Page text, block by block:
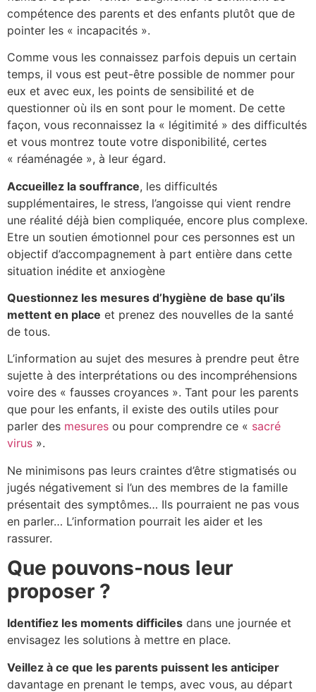
compétence des parents et des enfants plutôt que de
pointer les « incapacités ».
Comme vous les connaissez parfois depuis un certain
temps, il vous est peut-être possible de nommer pour
eux et avec eux, les points de sensibilité et de
questionner où ils en sont pour le moment. De cette
façon, vous reconnaissez la « légitimité » des difficultés
et vous montrez toute votre disponibilité, certes
« réaménagée », à leur égard.
Accueillez la souffrance, les difficultés
supplémentaires, le stress, l’angoisse qui vient rendre
une réalité déjà bien compliquée, encore plus complexe.
Etre un soutien émotionnel pour ces personnes est un
objectif d’accompagnement à part entière dans cette
situation inédite et anxiogène
Questionnez les mesures d’hygiène de base qu’ils
mettent en place et prenez des nouvelles de la santé
de tous.
L’information au sujet des mesures à prendre peut être
sujette à des interprétations ou des incompréhensions
voire des « fausses croyances ». Tant pour les parents
que pour les enfants, il existe des outils utiles pour
parler des mesures ou pour comprendre ce « sacré
virus ».
Ne minimisons pas leurs craintes d’être stigmatisés ou
jugés négativement si l’un des membres de la famille
présentait des symptômes… Ils pourraient ne pas vous
en parler… L’information pourrait les aider et les
rassurer.
Que pouvons-nous leur
proposer ?
Identifiez les moments difficiles dans une journée et
envisagez les solutions à mettre en place.
Veillez à ce que les parents puissent les anticiper
davantage en prenant le temps, avec vous, au départ